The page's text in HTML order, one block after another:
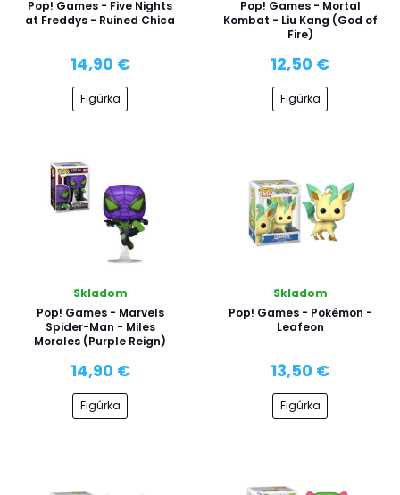
Pop! Games - Five Nights
at Freddys - Ruined Chica
14,90 €
Figúrka
Pop! Games - Mortal
Kombat - Liu Kang (God of
Fire)
12,50 €
Figúrka
Skladom
Pop! Games - Marvels
Spider-Man - Miles
Morales (Purple Reign)
14,90 €
Figúrka
Skladom
Pop! Games - Pokémon -
Leafeon
13,50 €
Figúrka